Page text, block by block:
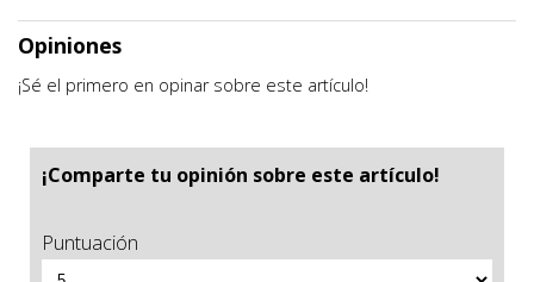
Opiniones
¡Sé el primero en opinar sobre este artículo!
¡Comparte tu opinión sobre este artículo!
Puntuación